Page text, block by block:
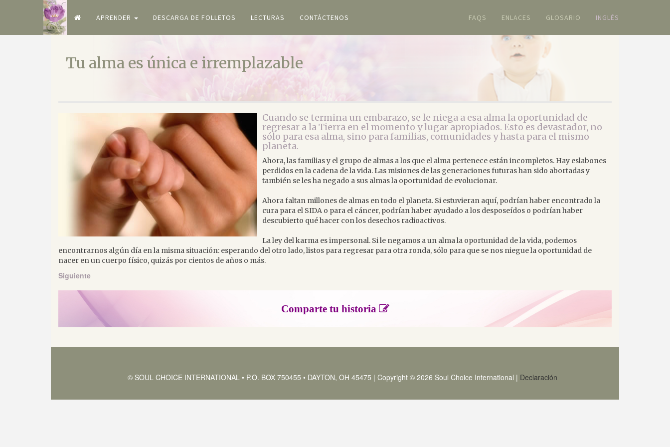
APRENDER DESCARGA DE FOLLETOS LECTURAS CONTÁCTENOS FAQS ENLACES GLOSARIO INGLÉS
Tu alma es única e irremplazable
Cuando se termina un embarazo, se le niega a esa alma la oportunidad de
regresar a la Tierra en el momento y lugar apropiados. Esto es devastador, no
sólo para esa alma, sino para familias, comunidades y hasta para el mismo
planeta.
Ahora, las familias y el grupo de almas a los que el alma pertenece están incompletos. Hay eslabones
perdidos en la cadena de la vida. Las misiones de las generaciones futuras han sido abortadas y
también se les ha negado a sus almas la oportunidad de evolucionar.
Ahora faltan millones de almas en todo el planeta. Si estuvieran aquí, podrían haber encontrado la
cura para el SIDA o para el cáncer, podrían haber ayudado a los desposeídos o podrían haber
descubierto qué hacer con los desechos radioactivos.
La ley del karma es impersonal. Si le negamos a un alma la oportunidad de la vida, podemos
encontrarnos algún día en la misma situación: esperando del otro lado, listos para regresar para otra ronda, sólo para que se nos niegue la oportunidad de
nacer en un cuerpo físico, quizás por cientos de años o más.
Siguiente
Comparte tu historia
© SOUL CHOICE INTERNATIONAL • P.O. BOX 750455 • DAYTON, OH 45475 | Copyright © 2026 Soul Choice International | Declaración